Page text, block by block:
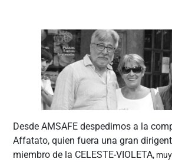
Desde AMSAFE despedimos a la
Affatato, quien fuera una gran
miembro de la CELESTE-VIOLETA,